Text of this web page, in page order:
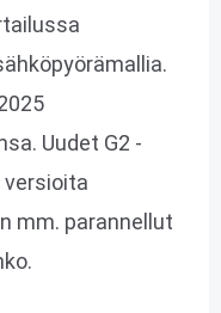
Uudet G2 -
versioita
mm. parannellut